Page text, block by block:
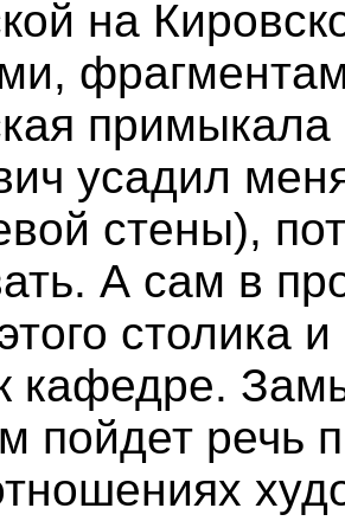
на
примыкала
усадил
стены),
А сам в
столика
кафедре.
пойдет речь